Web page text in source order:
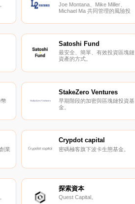
Joe Montana、Mike Miller、
Michael Ma 共同管理的風險投
Satoshi Fund
最安全、簡單、有效投資區塊鏈
資產的方式。
幣
StakeZero Ventures
早期階段的加密與區塊鏈投資基
金。
業
Crypdot capital
密碼極客旗下波卡生態基金。
探索資本
Quest Capital。